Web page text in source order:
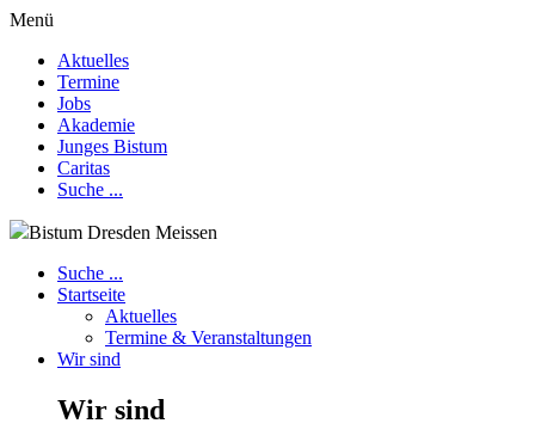
Menü
Aktuelles
Termine
Jobs
Akademie
Junges Bistum
Caritas
Suche ...
Bistum Dresden Meissen
Suche ...
Startseite
Aktuelles
Termine & Veranstaltungen
Wir sind
Wir sind